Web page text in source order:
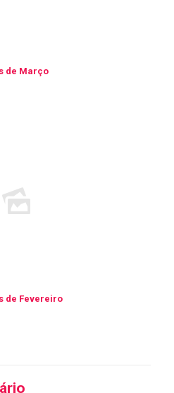
de Março
de Fevereiro